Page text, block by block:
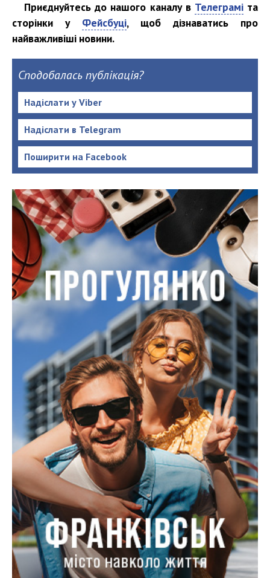
Приєднуйтесь до нашого каналу в Телеграміта
сторінки у Фейсбуці, щоб дізнаватись про
найважливіші новини.
Сподобалась публікація?
Надіслати у Viber
Надіслати в Telegram
Поширити на Facebook